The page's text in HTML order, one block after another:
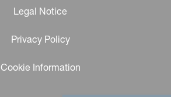
Legal Notice
Privacy Policy
Cookie Information